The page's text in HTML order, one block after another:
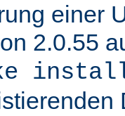
einer
2.0.55